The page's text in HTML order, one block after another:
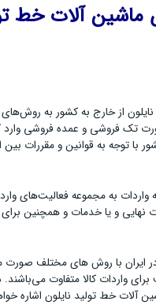
ماشین آلات خط
از خارج به کشور به
تک فروشی و عمده فروشی
با توجه به قوانین و مقررات بین
به مجموعه فعالیت‌های
نهایی و یا خدمات و همچنین
در ایران با روش های مختلف صورت
واردات کالا متفاوت
آلات خط تولید نایلون اشاره